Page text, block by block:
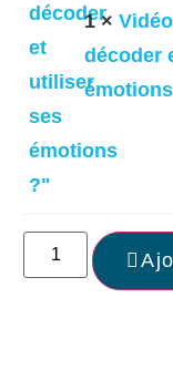
1 ×
décoder